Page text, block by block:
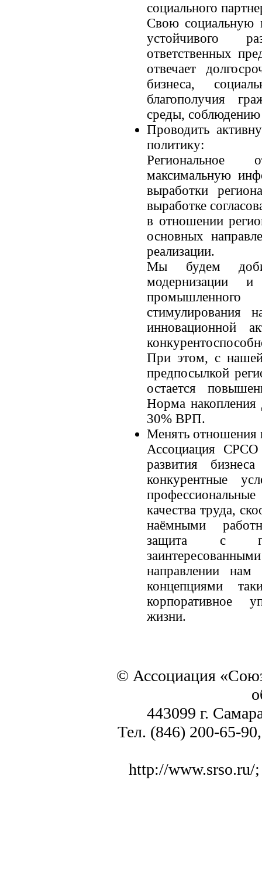
социального
Свою
устойчивого
ответственных
отвечает
бизнеса,
благополучия
среды, соблюдению
Проводить
политику:
максимальную
выработки
выработке
в отношении
основных
реализации.
Мы будем
модернизации и
стимулирования
инновационной
При этом, с нашей
предпосылкой
остается
Норма накопления
30% ВРП.
Менять отношения
Ассоциация
развития
конкурентные
качества труда,
наёмными
защита с
направлении нам
концепциями
корпоративное
жизни.
© Ассоциация
443099 г.
Тел. (846) 200-65-
http://www.srso.ru/